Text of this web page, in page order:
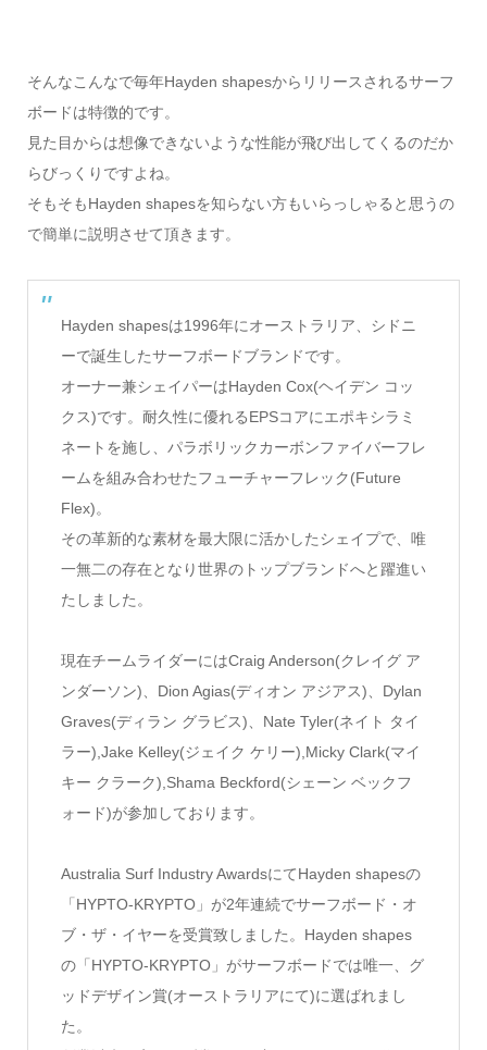
そんなこんなで毎年Hayden shapesからリリースされるサーフ
ボードは特徴的です。
見た目からは想像できないような性能が飛び出してくるのだか
らびっくりですよね。
そもそもHayden shapesを知らない方もいらっしゃると思うの
で簡単に説明させて頂きます。
Hayden shapesは1996年にオーストラリア、シドニ
ーで誕生したサーフボードブランドです。
オーナー兼シェイパーはHayden Cox(ヘイデン コッ
クス)です。耐久性に優れるEPSコアにエポキシラミ
ネートを施し、パラボリックカーボンファイバーフレ
ームを組み合わせたフューチャーフレック(Future
Flex)。
その革新的な素材を最大限に活かしたシェイプで、唯
一無二の存在となり世界のトップブランドへと躍進い
たしました。
現在チームライダーにはCraig Anderson(クレイグ ア
ンダーソン)、Dion Agias(ディオン アジアス)、Dylan
Graves(ディラン グラビス)、Nate Tyler(ネイト タイ
ラー),Jake Kelley(ジェイク ケリー),Micky Clark(マイ
キー クラーク),Shama Beckford(シェーン ベックフ
ォード)が参加しております。
Australia Surf Industry AwardsにてHayden shapesの
「HYPTO-KRYPTO」が2年連続でサーフボード・オ
ブ・ザ・イヤーを受賞致しました。Hayden shapes
の「HYPTO-KRYPTO」がサーフボードでは唯一、グ
ッドデザイン賞(オーストラリアにて)に選ばれまし
た。